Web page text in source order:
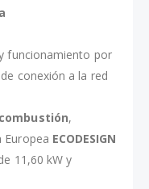
funcionamiento por
conexión a la red
,
Europea ECODESIGN
11,60 kW y